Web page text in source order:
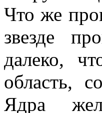
Что же
звезде
далеко,
область,
Ядра